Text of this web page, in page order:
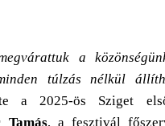
a
túlzás nélkül
a 2025-ös Sziget
Tamás, a fesztivál